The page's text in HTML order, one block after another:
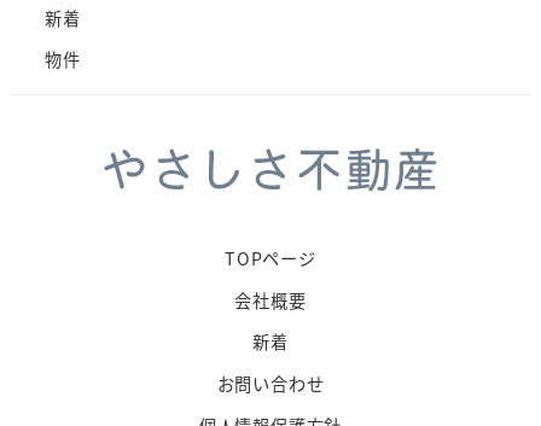
新着
物件
TOPページ
会社概要
新着
お問い合わせ